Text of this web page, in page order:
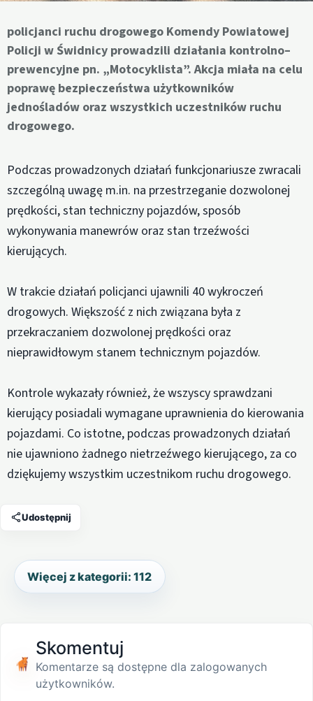
policjanci ruchu drogowego Komendy Powiatowej
Policji w Świdnicy prowadzili działania kontrolno–
prewencyjne pn. „Motocyklista”. Akcja miała na celu
poprawę bezpieczeństwa użytkowników
jednośladów oraz wszystkich uczestników ruchu
drogowego.
Podczas prowadzonych działań funkcjonariusze zwracali
szczególną uwagę m.in. na przestrzeganie dozwolonej
prędkości, stan techniczny pojazdów, sposób
wykonywania manewrów oraz stan trzeźwości
kierujących.
W trakcie działań policjanci ujawnili 40 wykroczeń
drogowych. Większość z nich związana była z
przekraczaniem dozwolonej prędkości oraz
nieprawidłowym stanem technicznym pojazdów.
Kontrole wykazały również, że wszyscy sprawdzani
kierujący posiadali wymagane uprawnienia do kierowania
pojazdami. Co istotne, podczas prowadzonych działań
nie ujawniono żadnego nietrzeźwego kierującego, za co
dziękujemy wszystkim uczestnikom ruchu drogowego.
Udostępnij
Więcej z kategorii: 112
Skomentuj
Komentarze są dostępne dla zalogowanych
użytkowników.